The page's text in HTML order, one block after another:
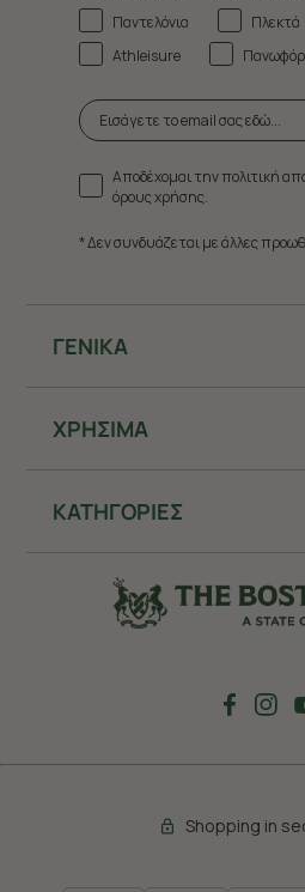
ΓΕΝΙΚΑ
ΧΡHΣΙΜΑ
ΚΑΤΗΓΟΡΙΕΣ
Παντελόνια
Πλεκτά
Athleisure
Αποδέχομαι την πολιτική
όρους χρήσης.
* Δεν συνδυάζεται με άλλες
Shopping in